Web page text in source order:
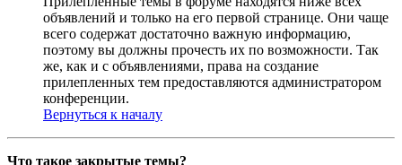
объявлений и только на его первой странице. Они чаще
всего содержат достаточно важную информацию,
поэтому вы должны прочесть их по возможности. Так
же, как и с объявлениями, права на создание
прилепленных тем предоставляются администратором
конференции.
Вернуться к началу
Что такое закрытые темы?